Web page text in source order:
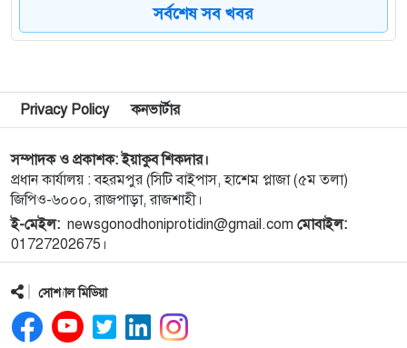
কিডনি রোগে আক্রান্ত অসহায় রোগীর পাশে পুঠিয়ার
এসিল্যান্ড
৮
নগরীতে মাদকবিরোধী বিশেষ টিমের অভিযানে মাদক
ব্যবসায়ী স্বামী-স্ত্রী গ্রেপ্তার
৯
নগরীতে মাদক বিরোধী পৃথক অভিযানে নারীসহ গ্রেপ্তার ৪
১০
নগরীতে মাসব্যাপী বৃক্ষরোপণ ও চারা বিতরণ কর্মসূচির
উদ্বোধন
১১
থাইল্যান্ডে স্কুলে গুলিতে নিহত ৪, আহত ১৫ শিক্ষার্থী
১২
সর্বশেষ সব খবর
Privacy Policy কনভার্টার
সম্পাদক ও প্রকাশক: ইয়াকুব শিকদার।
প্রধান কার্যালয় : বহরমপুর (সিটি বাইপাস, হাশেম প্লাজা (৫ম তলা)
জিপিও-৬০০০, রাজপাড়া, রাজশাহী।
ই-মেইল: newsgonodhoniprotidin@gmail.com মোবাইল:
01727202675।
সোশ্যাল মিডিয়া